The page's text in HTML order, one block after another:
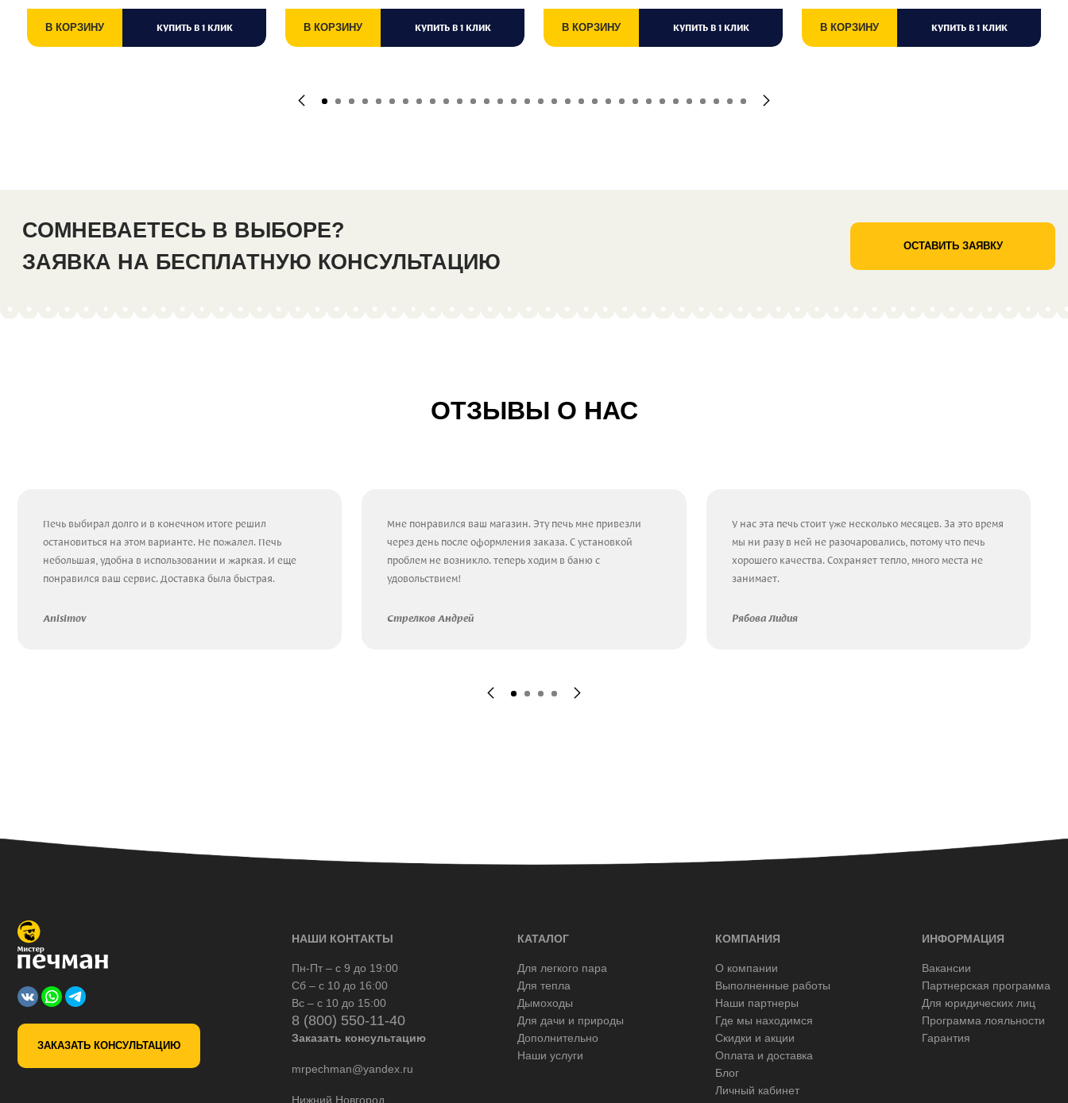
В КОРЗИНУ КУПИТЬ В 1 КЛИК В КОРЗИНУ КУПИТЬ В 1 КЛИК В КОРЗИНУ КУПИТЬ В 1 КЛИК В КОРЗИНУ КУПИТЬ В 1 КЛИК
СОМНЕВАЕТЕСЬ В ВЫБОРЕ?
ЗАЯВКА НА БЕСПЛАТНУЮ КОНСУЛЬТАЦИЮ
ОСТАВИТЬ ЗАЯВКУ
ОТЗЫВЫ О НАС
Печь выбирал долго и в конечном итоге решил
остановиться на этом варианте. Не пожалел. Печь
небольшая, удобна в использовании и жаркая. И еще
понравился ваш сервис. Доставка была быстрая.
Anisimov
Мне понравился ваш магазин. Эту печь мне привезли
через день после оформления заказа. С установкой
проблем не возникло. теперь ходим в баню с
удовольствием!
Стрелков Андрей
У нас эта печь стоит уже несколько месяцев. За это время
мы ни разу в ней не разочаровались, потому что печь
хорошего качества. Сохраняет тепло, много места не
занимает.
Рябова Лидия
ЗАКАЗАТЬ КОНСУЛЬТАЦИЮ
НАШИ КОНТАКТЫ
Пн-Пт – с 9 до 19:00
Сб – с 10 до 16:00
Вс – с 10 до 15:00
8 (800) 550-11-40
Заказать консультацию
mrpechman@yandex.ru
Нижний Новгород,
КАТАЛОГ
Для легкого пара
Для тепла
Дымоходы
Для дачи и природы
Дополнительно
Наши услуги
КОМПАНИЯ
О компании
Выполненные работы
Наши партнеры
Где мы находимся
Скидки и акции
Оплата и доставка
Блог
Личный кабинет
ИНФОРМАЦИЯ
Вакансии
Партнерская программа
Для юридических лиц
Программа лояльности
Гарантия